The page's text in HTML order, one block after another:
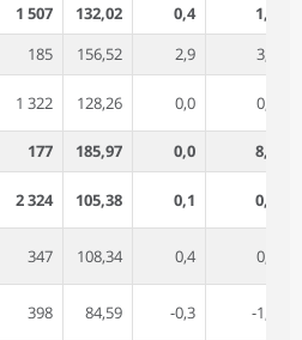
1 507 132,02 0,4
1,3
185 156,52 2,9
3,5
1 322 128,26 0,0 0,9
177 185,97 0,0
8,7
2 324 105,38 0,1 0,0
347 108,34 0,4 0,6
398 84,59 -0,3 -1,2